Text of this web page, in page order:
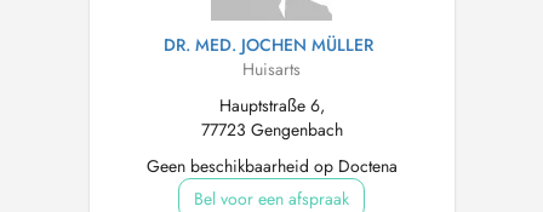
DR. MED. JOCHEN MÜLLER
Huisarts
Hauptstraße 6,
77723 Gengenbach
Geen beschikbaarheid op Doctena
Bel voor een afspraak